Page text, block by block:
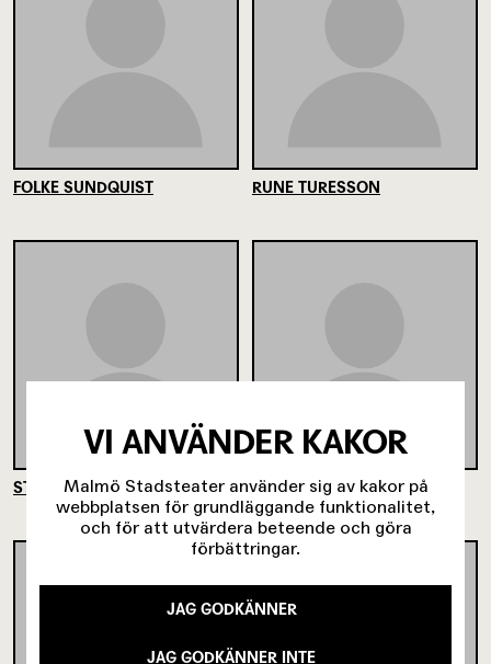
FOLKE SUNDQUIST RUNE TURESSON
STIG WETTER INGRID TÖNSAGER
VI ANVÄNDER KAKOR
Malmö Stadsteater använder sig av kakor på
webbplatsen för grundläggande funktionalitet,
och för att utvärdera beteende och göra
förbättringar.
JAG GODKÄNNER
JAG GODKÄNNER INTE